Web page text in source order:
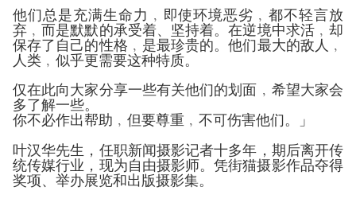
他们总是充满生命力﹐即使环境恶劣﹐都不轻言放
弃﹐而是默默的承受着、坚持着。在逆境中求活﹐却
保存了自己的性格﹐ 是最珍贵的。他们最大的敌人﹐
人类﹐似乎更需要这种特质。
仅在此向大家分享一些有关他们的划面﹐希望大家会
多了解一些。
你不必作出帮助﹐但要尊重﹐不可伤害他们。」
叶汉华先生，任职新闻摄影记者十多年，期后离开传
统传媒行业， 现为自由摄影师。凭街猫摄影作品夺得
奖项、 举办展览和出版摄影集。